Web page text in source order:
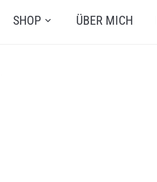
SHOP ÜBER MICH